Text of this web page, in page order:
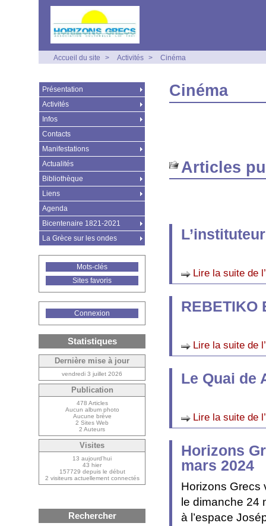
Accueil du site > Activités > Cinéma
Cinéma
Articles
Lire la suite de
REBETIKO
Lire la suite de
Le Quai de
Lire la suite de
Horizons
mars 2024
Horizons Grecs
le dimanche 24
à l’espace
Présentation
Activités
Infos
Contacts
Manifestations
Actualités
Bibliothèque
Liens
Agenda
Bicentenaire 1821-2021
La Grèce sur les ondes
Mots-clés
Sites favoris
Connexion
Statistiques
Dernière mise à jour
vendredi 3 juillet 2026
Publication
478 Articles
Aucun album photo
Aucune brève
2 Sites Web
2 Auteurs
Visites
13 aujourd’hui
43 hier
157729 depuis le début
2 visiteurs actuellement connectés
Rechercher